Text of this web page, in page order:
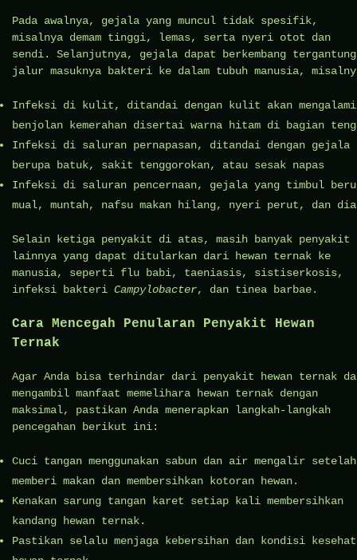
Pada awalnya, gejala yang muncul tidak spesifik,
misalnya demam tinggi, lemas, serta nyeri otot dan
sendi. Selanjutnya, gejala dapat berkembang tergantung
jalur masuknya bakteri ke dalam tubuh manusia,
Infeksi di kulit, ditandai dengan kulit akan mengalami
benjolan kemerahan disertai warna hitam di bagian
Infeksi di saluran pernapasan, ditandai dengan gejala
berupa batuk, sakit tenggorokan, atau sesak napas
Infeksi di saluran pencernaan, gejala yang timbul
mual, muntah, nafsu makan hilang, nyeri perut, dan
Selain ketiga penyakit di atas, masih banyak penyakit
lainnya yang dapat ditularkan dari hewan ternak ke
manusia, seperti flu babi, taeniasis, sistiserkosis,
infeksi bakteri Campylobacter, dan tinea barbae.
Cara Mencegah Penularan Penyakit Hewan
Ternak
Agar Anda bisa terhindar dari penyakit hewan ternak
mengambil manfaat memelihara hewan ternak dengan
maksimal, pastikan Anda menerapkan langkah-langkah
pencegahan berikut ini:
Cuci tangan menggunakan sabun dan air mengalir setelah
memberi makan dan membersihkan kotoran hewan.
Kenakan sarung tangan karet setiap kali membersihkan
kandang hewan ternak.
Pastikan selalu menjaga kebersihan dan kondisi